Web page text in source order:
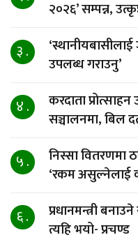
२०२६’ सम्पन्न,
३ .
उपलब्ध गराउनु’
४ .
करदाता
सञ्चालनमा, बिल
५ .
निस्सा वितरणमा
‘रकम असुल्नेलाई
६ .
प्रधानमन्त्री
त्यहि भयो- प्रचण्ड